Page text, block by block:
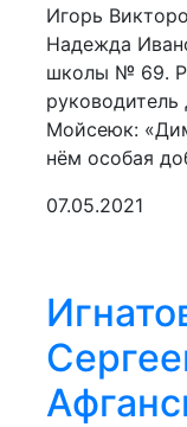
Игорь
Надежда
школы № 69.
Мойсеюк:
нём особая
07.05.2021